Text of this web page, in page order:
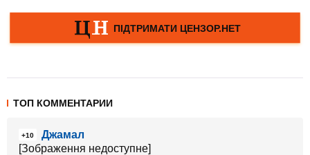
ТОП КОММЕНТАРИИ
+10
Джамал
[Зображення недоступне]